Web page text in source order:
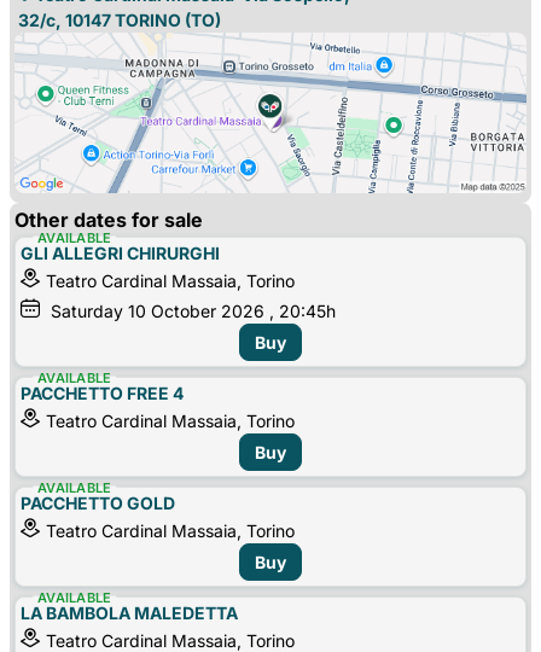
32/c, 10147 TORINO (TO)
Other dates for sale
GLI ALLEGRI CHIRURGHI
Teatro Cardinal Massaia, Torino
Saturday 10 October 2026 , 20:45h
AVAILABLE
Buy
PACCHETTO FREE 4
Teatro Cardinal Massaia, Torino
AVAILABLE
Buy
PACCHETTO GOLD
Teatro Cardinal Massaia, Torino
AVAILABLE
Buy
LA BAMBOLA MALEDETTA
Teatro Cardinal Massaia, Torino
AVAILABLE